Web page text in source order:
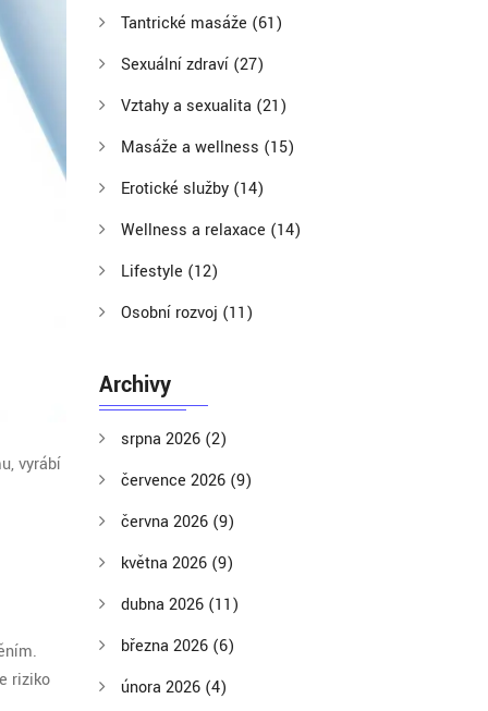
vyrábí
riziko
Tantrické masáže (61)
Sexuální zdraví (27)
Vztahy a sexualita (21)
Masáže a wellness (15)
Erotické služby (14)
Wellness a relaxace (14)
Lifestyle (12)
Osobní rozvoj (11)
Archivy
srpna 2026 (2)
července 2026 (9)
června 2026 (9)
května 2026 (9)
dubna 2026 (11)
března 2026 (6)
února 2026 (4)